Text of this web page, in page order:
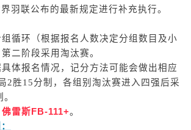
羽联公布的最新规定进行补充执行。
循环（根据报名人数决定分组数目及小
二阶段采用淘汰赛。
体报名情况，记分方法可能会做出相应
2胜15分制，各组别淘汰赛进入四强后采
佛雷斯FB-111+。